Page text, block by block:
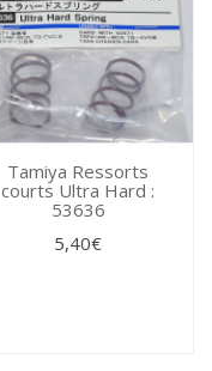
Tamiya Ressorts
courts Ultra Hard :
53636
5,40€